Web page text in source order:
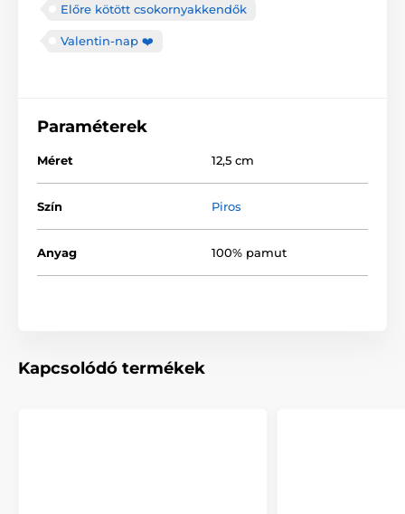
Előre kötött csokornyakkendők
Valentin-nap ❤️
Paraméterek
Méret 12,5 cm
Szín Piros
Anyag 100% pamut
Kapcsolódó termékek